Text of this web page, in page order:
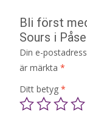
Bli först
Sours i
Din e-
är märkta *
Ditt betyg *